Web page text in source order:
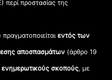
προστασίας της
εντός των
αποσπασμάτων (άρθρο 19
ενημερωτικούς σκοπούς, με